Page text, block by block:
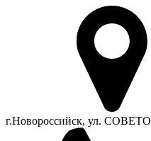
г.Новороссийск, ул.